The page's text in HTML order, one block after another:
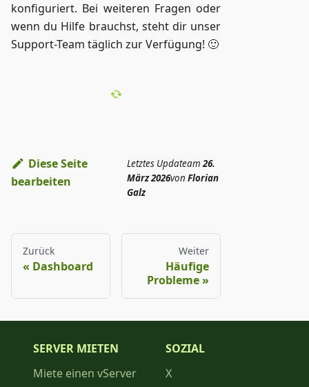
konfiguriert. Bei weiteren Fragen oder
wenn du Hilfe brauchst, steht dir unser
Support-Team täglich zur Verfügung! 🙂
Diese Seite
bearbeiten
Letztes Updateam26.
März 2026von Florian
Galz
Zurück
Dashboard
Weiter
Häufige
Probleme
SERVER MIETEN
Miete einen vServer
SOZIAL
X